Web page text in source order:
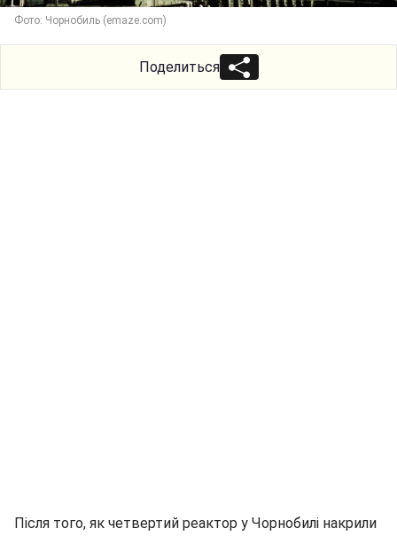
Фото: Чорнобиль (emaze.com)
Поделиться
Після того, як четвертий реактор у Чорнобилі накрили